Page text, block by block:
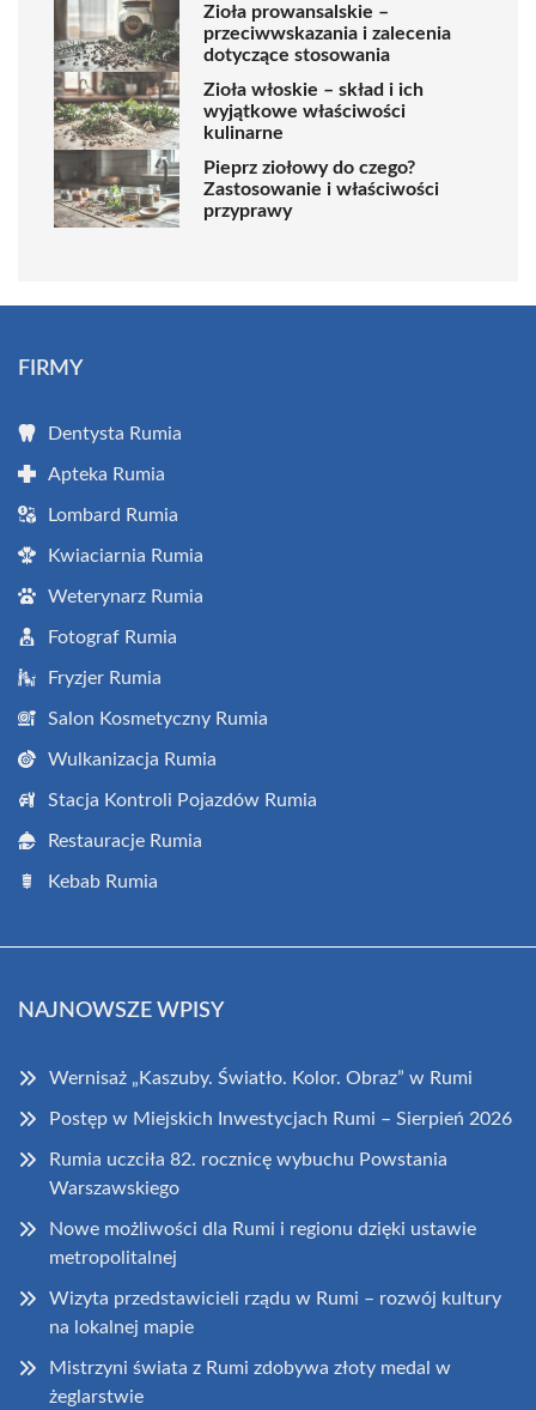
Zioła prowansalskie –
przeciwwskazania i zalecenia
dotyczące stosowania
Zioła włoskie – skład i ich
wyjątkowe właściwości
kulinarne
Pieprz ziołowy do czego?
Zastosowanie i właściwości
przyprawy
FIRMY
Dentysta Rumia
Apteka Rumia
Lombard Rumia
Kwiaciarnia Rumia
Weterynarz Rumia
Fotograf Rumia
Fryzjer Rumia
Salon Kosmetyczny Rumia
Wulkanizacja Rumia
Stacja Kontroli Pojazdów Rumia
Restauracje Rumia
Kebab Rumia
NAJNOWSZE WPISY
Wernisaż „Kaszuby. Światło. Kolor. Obraz” w Rumi
Postęp w Miejskich Inwestycjach Rumi – Sierpień 2026
Rumia uczciła 82. rocznicę wybuchu Powstania
Warszawskiego
Nowe możliwości dla Rumi i regionu dzięki ustawie
metropolitalnej
Wizyta przedstawicieli rządu w Rumi – rozwój kultury
na lokalnej mapie
Mistrzyni świata z Rumi zdobywa złoty medal w
żeglarstwie